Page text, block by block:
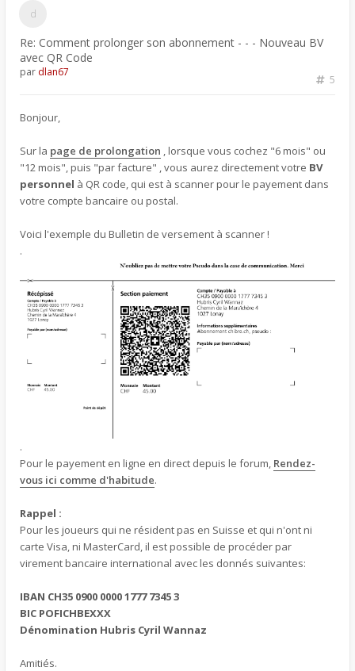
Re: Comment prolonger son abonnement - - - Nouveau BV
avec QR Code
5
par dlan67
Bonjour,
Sur la page de prolongation , lorsque vous cochez "6 mois" ou
"12 mois", puis "par facture" , vous aurez directement votre BV
personnel à QR code, qui est à scanner pour le payement dans
votre compte bancaire ou postal.
Voici l'exemple du Bulletin de versement à scanner !
.
.
Pour le payement en ligne en direct depuis le forum, Rendez-
vous ici comme d'habitude.
Rappel :
Pour les joueurs qui ne résident pas en Suisse et qui n'ont ni
carte Visa, ni MasterCard, il est possible de procéder par
virement bancaire international avec les donnés suivantes:
IBAN CH35 0900 0000 1777 7345 3
BIC POFICHBEXXX
Dénomination Hubris Cyril Wannaz
Amitiés.